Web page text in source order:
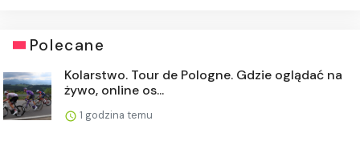
Polecane
Kolarstwo. Tour de Pologne. Gdzie oglądać na
żywo, online os...
1 godzina temu